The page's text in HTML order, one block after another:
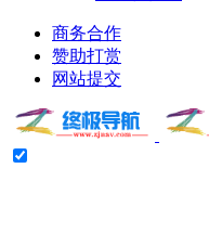
商务合作
赞助打赏
网站提交